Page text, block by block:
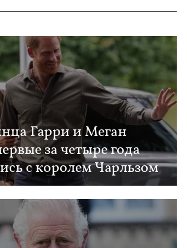
Гарри и Меган
за четыре года
с королем Чарльзом